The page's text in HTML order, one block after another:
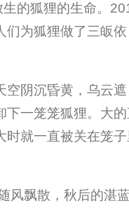
的狐狸的生命。
为狐狸做了三皈依
阴沉昏黄，乌云
一笼笼狐狸。大
就一直被关在笼
风飘散，秋后的湛